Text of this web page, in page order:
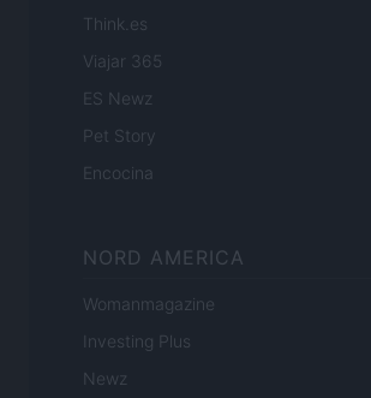
Think.es
Viajar 365
ES Newz
Pet Story
Encocina
NORD AMERICA
Womanmagazine
Investing Plus
Newz